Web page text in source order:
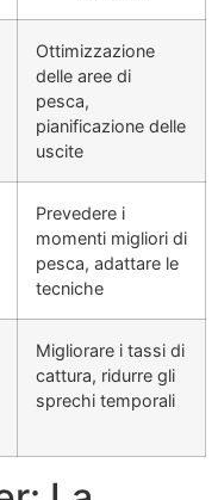
Ottimizzazione
delle aree di
pesca,
pianificazione delle
uscite
Prevedere i
momenti migliori di
pesca, adattare le
tecniche
Migliorare i tassi di
cattura, ridurre gli
sprechi temporali